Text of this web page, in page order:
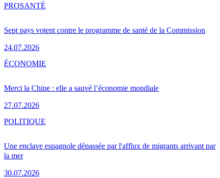
Sept pays votent contre le programme de santé de la Commission
24.07.2026
PROSANTÉ
Merci la Chine : elle a sauvé l’économie mondiale
27.07.2026
ÉCONOMIE
Une enclave espagnole dépassée par l'afflux de migrants arrivant par
la mer
30.07.2026
POLITIQUE